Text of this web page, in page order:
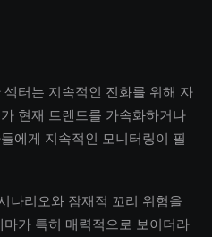
터는 지속적인 진화를 위해 자
현재 트렌드를 가속화하거나
에게 지속적인 모니터링이 필
나리오와 잠재적 꼬리 위험을
가 특히 매력적으로 보이더라